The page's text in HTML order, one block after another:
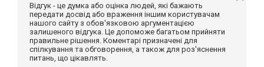
Відгук - це думка або оцінка людей, які бажають
передати досвід або враження іншим користувачам
нашого сайту з обов'язковою аргументацією
залишеного відгука. Це допоможе багатьом прийняти
правильне рішення. Коментарі призначені для
спілкування та обговорення, а також для роз'яснення
питань, що цікавлять.